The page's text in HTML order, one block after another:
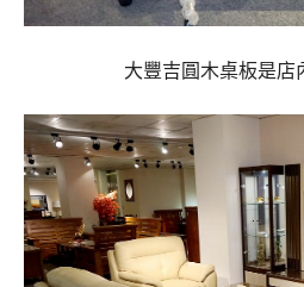
大豐吉圓木桌板是店